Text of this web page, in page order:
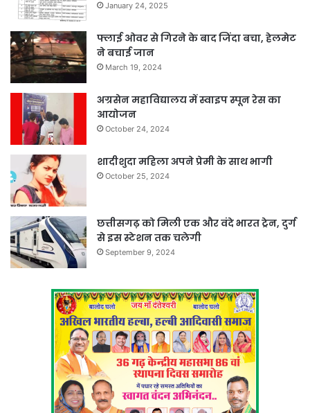
January 24, 2025
फ्लाई ओवर से गिरने के बाद जिंदा बचा, हेलमेट
ने बचाई जान
March 19, 2024
अग्रसेन महाविद्यालय में स्वाइप स्पून रेस का
आयोजन
October 24, 2024
शादीशुदा महिला अपने प्रेमी के साथ भागी
October 25, 2024
छत्तीसगढ़ को मिली एक और वंदे भारत ट्रेन, दुर्ग
से इस स्टेशन तक चलेगी
September 9, 2024